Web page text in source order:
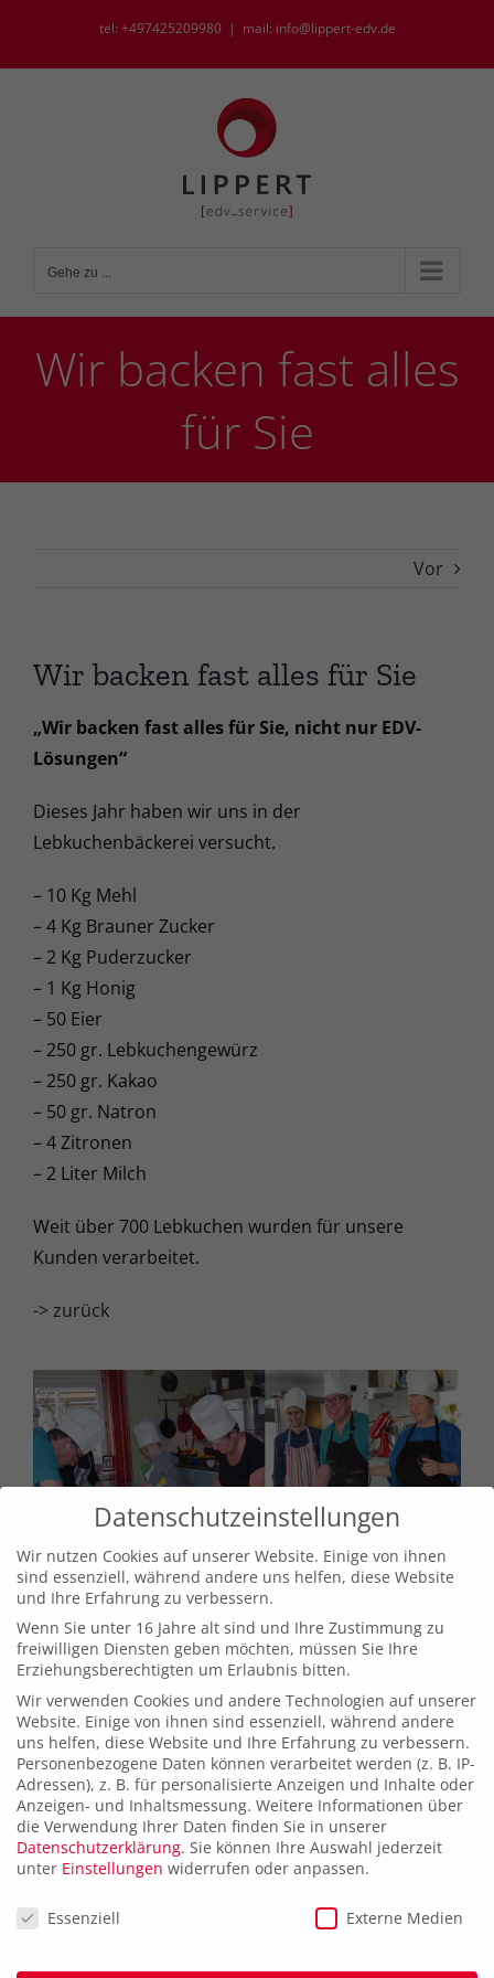
springen
tel: +497425209980 | mail: info@lippert-edv.de
Gehe zu ...
Wir backen fast alles
für Sie
Vor
Wir backen fast alles für Sie
„Wir backen fast alles für Sie, nicht nur EDV-
Lösungen“
Dieses Jahr haben wir uns in der
Lebkuchenbäckerei versucht.
– 10 Kg Mehl
– 4 Kg Brauner Zucker
– 2 Kg Puderzucker
– 1 Kg Honig
– 50 Eier
– 250 gr. Lebkuchengewürz
– 250 gr. Kakao
– 50 gr. Natron
– 4 Zitronen
– 2 Liter Milch
Weit über 700 Lebkuchen wurden für unsere
Kunden verarbeitet.
-> zurück
Datenschutzeinstellungen
Wir nutzen Cookies auf unserer Website. Einige von ihnen
sind essenziell, während andere uns helfen, diese Website
und Ihre Erfahrung zu verbessern.
Wenn Sie unter 16 Jahre alt sind und Ihre Zustimmung zu
freiwilligen Diensten geben möchten, müssen Sie Ihre
Erziehungsberechtigten um Erlaubnis bitten.
Wir verwenden Cookies und andere Technologien auf unserer
Website. Einige von ihnen sind essenziell, während andere
uns helfen, diese Website und Ihre Erfahrung zu verbessern.
Personenbezogene Daten können verarbeitet werden (z. B. IP-
Adressen), z. B. für personalisierte Anzeigen und Inhalte oder
Anzeigen- und Inhaltsmessung. Weitere Informationen über
die Verwendung Ihrer Daten finden Sie in unserer
Datenschutzerklärung. Sie können Ihre Auswahl jederzeit
unter Einstellungen widerrufen oder anpassen.
Datenschutzeinstellungen
Essenziell Externe Medien